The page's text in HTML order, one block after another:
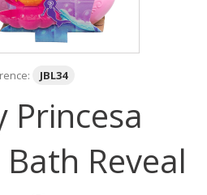
JBL34
Princesa
Reveal